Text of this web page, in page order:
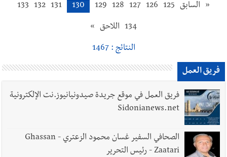
« السابق 125
126
127
128
129
130
131
132
133
134 اللاحق »
النتائج : 1467
فريق العمل
فريق العمل في موقع جريدة صيدونيانيوز.نت الإلكترونية
Sidonianews.net
الصحافي السفير غسان محمود الزعتري - Ghassan
Zaatari - رئيس التحرير